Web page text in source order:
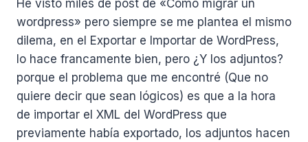
He visto miles de post de «Como migrar un
wordpress» pero siempre se me plantea el mismo
dilema, en el Exportar e Importar de WordPress,
lo hace francamente bien, pero ¿Y los adjuntos?
porque el problema que me encontré (Que no
quiere decir que sean lógicos) es que a la hora
de importar el XML del WordPress que
previamente había exportado, los adjuntos hacen